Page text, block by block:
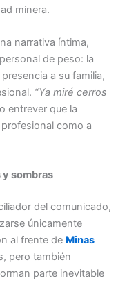
minera.
narrativa íntima,
de peso: la
a su familia,
“Ya miré cerros
entrever que la
como a
sombras
del comunicado,
únicamente
al frente de Minas
pero también
parte inevitable